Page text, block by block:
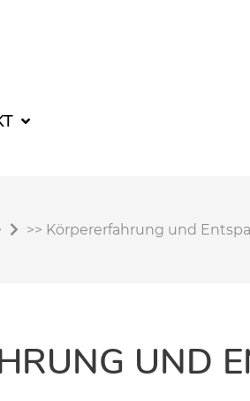
>> Körpererfahrung und
UND